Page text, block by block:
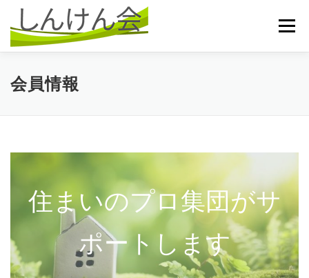
メニュー
HOME NEWS
会員情報
住まいのプロ集団がサ
ポートします